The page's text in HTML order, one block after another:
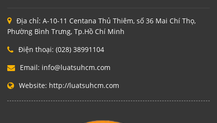
Địa chỉ: A-10-11 Centana Thủ Thiêm, số 36 Mai Chí Thọ,
Phường Bình Trưng, Tp.Hồ Chí Minh
Điện thoại: (028) 38991104
Email: info@luatsuhcm.com
Website: http://luatsuhcm.com